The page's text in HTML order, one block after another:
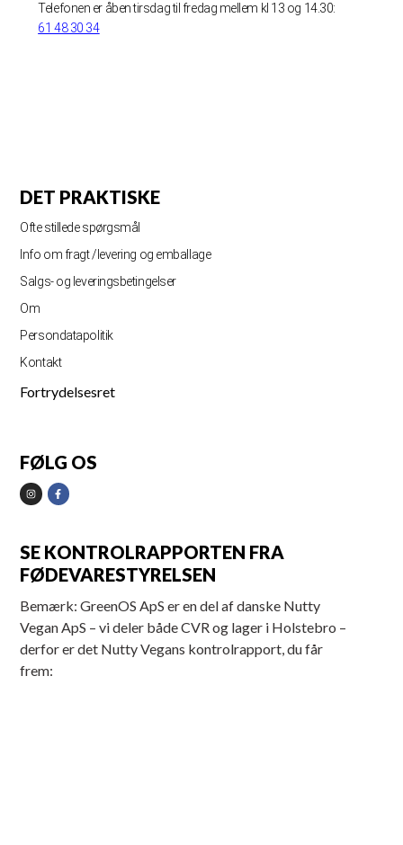
Telefonen er åben tirsdag til fredag mellem kl 13 og 14.30:
61 48 30 34
DET PRAKTISKE
Ofte stillede spørgsmål
Info om fragt /levering og emballage
Salgs- og leveringsbetingelser
Om
Persondatapolitik
Kontakt
Fortrydelsesret
FØLG OS
SE KONTROLRAPPORTEN FRA
FØDEVARESTYRELSEN
Bemærk: GreenOS ApS er en del af danske Nutty
Vegan ApS – vi deler både CVR og lager i Holstebro –
derfor er det Nutty Vegans kontrolrapport, du får
frem: